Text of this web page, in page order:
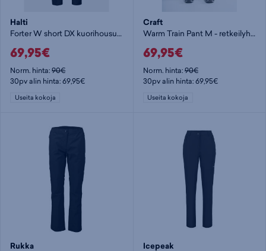
Halti
Forter W short DX kuorihousut - retkeilyhousu
69,95€
Norm. hinta:90€
30pv alin hinta: 69,95€
Useita kokoja
Craft
Warm Train Pant M - retkeilyhousu
69,95€
Norm. hinta:90€
30pv alin hinta: 69,95€
Useita kokoja
Rukka Icepeak